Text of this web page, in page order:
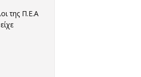
της Π.Ε.Α